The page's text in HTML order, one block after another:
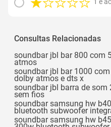
Consultas Relacionadas
soundbar jbl bar 800 com
atmos
soundbar jbl bar 1000
dolby atmos e dts x
soundbar jbl barra de som
sem fios
soundbar samsung hw
bluetooth subwoofer
soundbar samsung hw